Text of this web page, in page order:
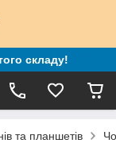
складу!
та планшетів